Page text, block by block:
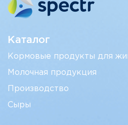
Каталог
Кормовые продукты для
Молочная продукция
Производство
Сыры